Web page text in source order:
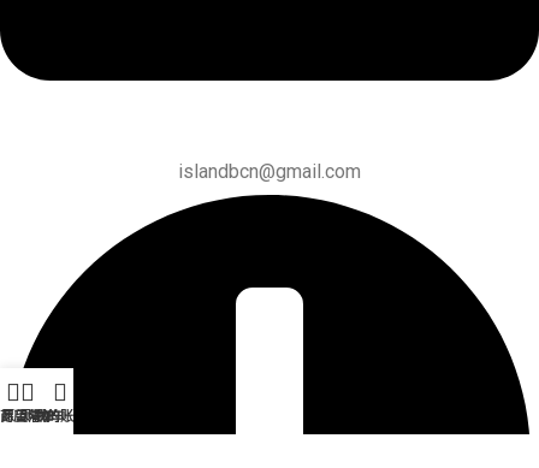
islandbcn@gmail.com
商店
愿望清单
购物车
我的账户